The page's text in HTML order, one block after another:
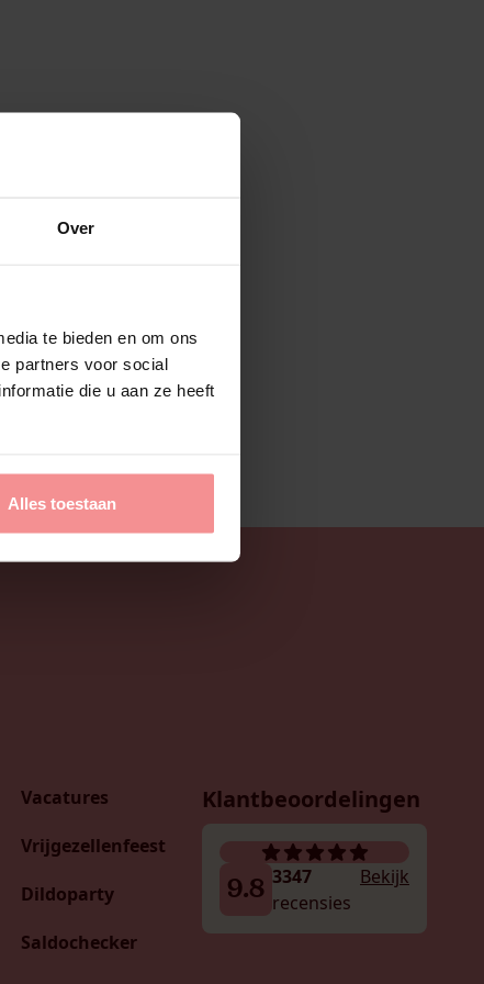
Over
te bieden en om ons
partners voor social
die u aan ze heeft
Alles toestaan
Vacatures
Vrijgezellenfeest
Dildoparty
Saldochecker
Klantbeoordelingen
9.8 3347
recensies
Bekijk